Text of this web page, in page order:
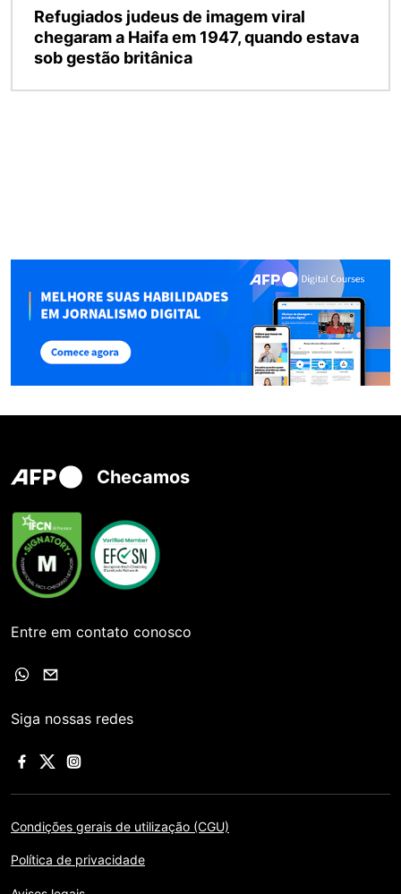
Refugiados judeus de imagem viral
chegaram a Haifa em 1947, quando estava
sob gestão britânica
Checamos
Entre em contato conosco
Siga nossas redes
Condições gerais de utilização (CGU)
Política de privacidade